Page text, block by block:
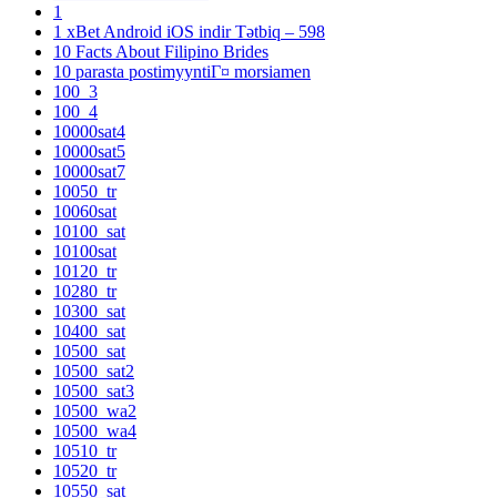
1
1 xBet Android iOS indir Tətbiq – 598
10 Facts About Filipino Brides
10 parasta postimyyntiГ¤ morsiamen
100_3
100_4
10000sat4
10000sat5
10000sat7
10050_tr
10060sat
10100_sat
10100sat
10120_tr
10280_tr
10300_sat
10400_sat
10500_sat
10500_sat2
10500_sat3
10500_wa2
10500_wa4
10510_tr
10520_tr
10550_sat